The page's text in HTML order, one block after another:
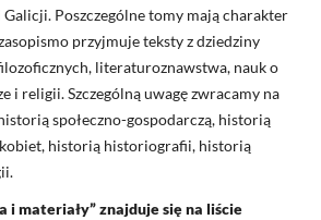
Poszczególne tomy mają charakter
przyjmuje teksty z dziedziny
literaturoznawstwa, nauk o
i religii. Szczególną uwagę zwracamy na
społeczno-gospodarczą, historią
historią historiografii, historią
i materiały” znajduje się na liście